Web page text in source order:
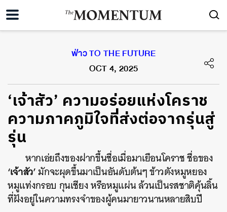
ฟ่าว TO THE FUTURE
OCT 4, 2025
‘เจ้าสัว’ ความอร่อยแห่งโคราช
ความภาคภูมิใจที่ส่งต่อจากรุ่นสู่
รุ่น
หากเอ่ยถึงของฝากขึ้นชื่อเมื่อมาเยือนโคราช ชื่อของ
‘เจ้าสัว’มักจะผุดขึ้นมาเป็นอันดับต้นๆ ข้าวตังหมูหยอง
หมูแท่งกรอบ กุนเชียง หรือหมูแผ่น ล้วนเป็นรสชาติคุ้นลิ้น
ที่ฝังอยู่ในความทรงจำของผู้คนมายาวนานหลายสิบปี